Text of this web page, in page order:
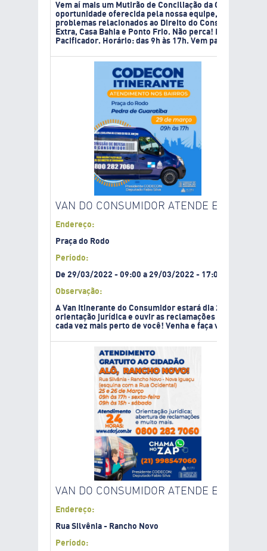
Vem aí mais um Mutirão de Conciliação da Comissão
oportunidade oferecida pela nossa equipe, presidida
problemas relacionados ao Direito do Consumidor
Extra, Casa Bahia e Ponto Frio. Não perca! Do dia 16 ao
Pacificador. Horário: das 9h às 17h. Vem para o Mutirão!
VAN DO CONSUMIDOR ATENDE EM
Endereço:
Praça do Rodo
Período:
De 29/03/2022 - 09:00 a 29/03/2022 - 17:00
Observação:
A Van Itinerante do Consumidor estará dia 29 de março
orientação jurídica e ouvir as reclamações dos
cada vez mais perto de você! Venha e faça valer o seu
VAN DO CONSUMIDOR ATENDE EM
Endereço:
Rua Silvênia - Rancho Novo
Período: